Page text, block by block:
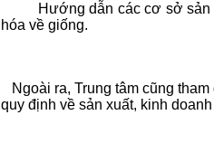
Hướng dẫn các cơ sở sản
hóa về giống.
Ngoài ra, Trung tâm cũng
quy định về sản xuất, kinh